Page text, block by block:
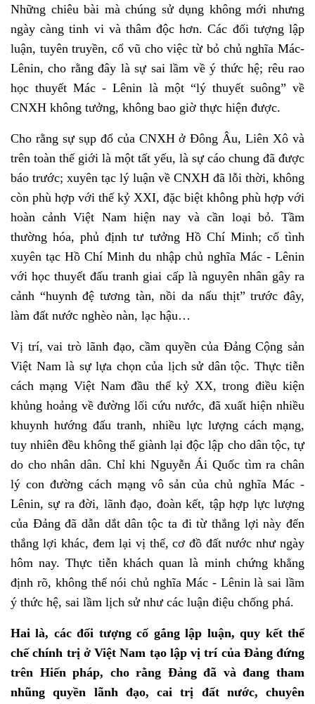
Những chiêu bài mà chúng sử dụng không mới nhưng
ngày càng tinh vi và thâm độc hơn. Các đối tượng lập
luận, tuyên truyền, cổ vũ cho việc từ bỏ chủ nghĩa Mác-
Lênin, cho rằng đây là sự sai lầm về ý thức hệ; rêu rao
học thuyết Mác - Lênin là một “lý thuyết suông” về
CNXH không tưởng, không bao giờ thực hiện được.
Cho rằng sự sụp đổ của CNXH ở Đông Âu, Liên Xô và
trên toàn thế giới là một tất yếu, là sự cáo chung đã được
báo trước; xuyên tạc lý luận về CNXH đã lỗi thời, không
còn phù hợp với thế kỷ XXI, đặc biệt không phù hợp với
hoàn cảnh Việt Nam hiện nay và cần loại bỏ. Tầm
thường hóa, phủ định tư tưởng Hồ Chí Minh; cố tình
xuyên tạc Hồ Chí Minh du nhập chủ nghĩa Mác - Lênin
với học thuyết đấu tranh giai cấp là nguyên nhân gây ra
cảnh “huynh đệ tương tàn, nồi da nấu thịt” trước đây,
làm đất nước nghèo nàn, lạc hậu…
Vị trí, vai trò lãnh đạo, cầm quyền của Đảng Cộng sản
Việt Nam là sự lựa chọn của lịch sử dân tộc. Thực tiễn
cách mạng Việt Nam đầu thế kỷ XX, trong điều kiện
khủng hoảng về đường lối cứu nước, đã xuất hiện nhiều
khuynh hướng đấu tranh, nhiều lực lượng cách mạng,
tuy nhiên đều không thể giành lại độc lập cho dân tộc, tự
do cho nhân dân. Chỉ khi Nguyễn Ái Quốc tìm ra chân
lý con đường cách mạng vô sản của chủ nghĩa Mác -
Lênin, sự ra đời, lãnh đạo, đoàn kết, tập hợp lực lượng
của Đảng đã dẫn dắt dân tộc ta đi từ thắng lợi này đến
thắng lợi khác, đem lại vị thế, cơ đồ đất nước như ngày
hôm nay. Thực tiễn khách quan là minh chứng khẳng
định rõ, không thể nói chủ nghĩa Mác - Lênin là sai lầm
ý thức hệ, sai lầm lịch sử như các luận điệu chống phá.
Hai là, các đối tượng cố gắng lập luận, quy kết thể
chế chính trị ở Việt Nam tạo lập vị trí của Đảng đứng
trên Hiến pháp, cho rằng Đảng đã và đang tham
nhũng quyền lãnh đạo, cai trị đất nước, chuyên